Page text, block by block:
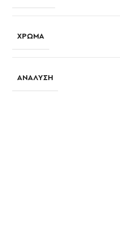
ΧΡΏΜΑ
ΑΝΆΛΥΣΗ